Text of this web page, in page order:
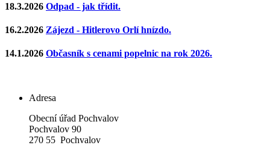
18.3.2026 Odpad - jak třídit.
16.2.2026 Zájezd - Hitlerovo Orlí hnízdo.
14.1.2026 Občasník s cenami popelnic na rok 2026.
Adresa
Obecní úřad Pochvalov
Pochvalov 90
270 55 Pochvalov